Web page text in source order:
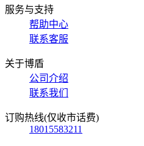
服务与支持
帮助中心
联系客服
关于博盾
公司介绍
联系我们
订购热线(仅收市话费)
18015583211